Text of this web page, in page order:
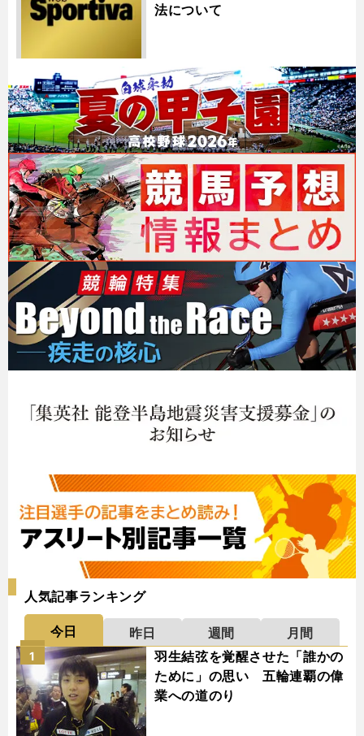
法について
人気記事ランキング
今日 昨日 週間
月間
羽生結弦を覚醒させた「誰かの
ために」の思い 五輪連覇の偉
業への道のり
1